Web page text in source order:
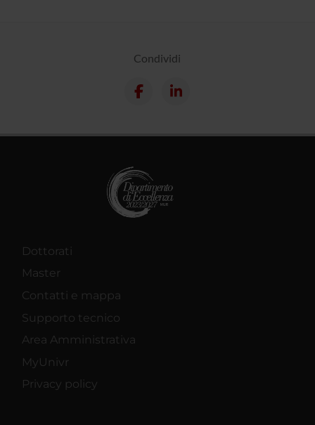
Condividi
Dottorati
Master
Contatti e mappa
Supporto tecnico
Area Amministrativa
MyUnivr
Privacy policy